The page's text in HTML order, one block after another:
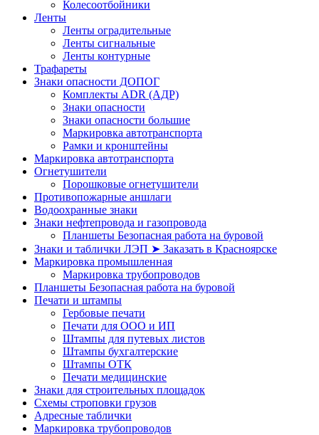
Колесоотбойники
Ленты
Ленты оградительные
Ленты сигнальные
Ленты контурные
Трафареты
Знаки опасности ДОПОГ
Комплекты ADR (АДР)
Знаки опасности
Знаки опасности большие
Маркировка автотранспорта
Рамки и кронштейны
Маркировка автотранспорта
Огнетушители
Порошковые огнетушители
Противопожарные аншлаги
Водоохранные знаки
Знаки нефтепровода и газопровода
Планшеты Безопасная работа на буровой
Знаки и таблички ЛЭП ➤ Заказать в Красноярске
Маркировка промышленная
Маркировка трубопроводов
Планшеты Безопасная работа на буровой
Печати и штампы
Гербовые печати
Печати для ООО и ИП
Штампы для путевых листов
Штампы бухгалтерские
Штампы ОТК
Печати медицинские
Знаки для строительных площадок
Схемы строповки грузов
Адресные таблички
Маркировка трубопроводов